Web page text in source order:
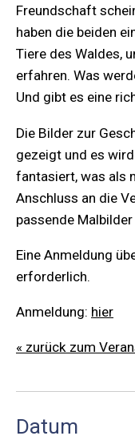
Freundschaft
haben die beiden
Tiere des Waldes,
erfahren. Was
Und gibt es eine
Die Bilder zur
gezeigt und es
fantasiert, was als
Anschluss an die
passende
Eine Anmeldung
erforderlich.
Anmeldung: hier
« zurück zum
Datum